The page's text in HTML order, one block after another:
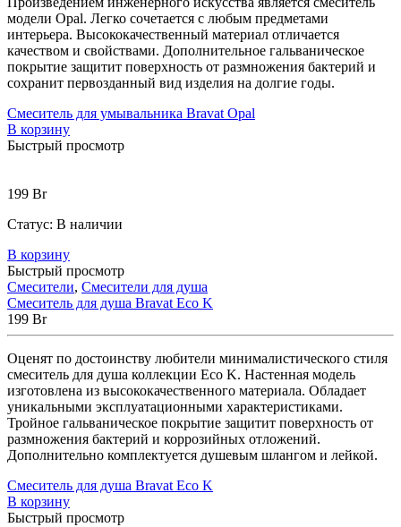
модели Opal. Легко сочетается с любым предметами
интерьера. Высококачественный материал отличается
качеством и свойствами. Дополнительное гальваническое
покрытие защитит поверхность от размножения бактерий и
сохранит первозданный вид изделия на долгие годы.
Смеситель для умывальника Bravat Opal
В корзину
Быстрый просмотр
199 Br
Статус: В наличии
В корзину
Быстрый просмотр
Смесители, Смесители для душа
Смеситель для душа Bravat Eco K
199 Br
Оценят по достоинству любители минималистического стиля
смеситель для душа коллекции Eco K. Настенная модель
изготовлена из высококачественного материала. Обладает
уникальными эксплуатационными характеристиками.
Тройное гальваническое покрытие защитит поверхность от
размножения бактерий и коррозийных отложений.
Дополнительно комплектуется душевым шлангом и лейкой.
Смеситель для душа Bravat Eco K
В корзину
Быстрый просмотр